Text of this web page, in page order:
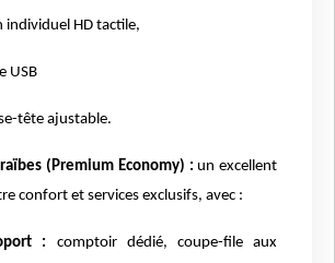
individuel HD tactile,
USB
tête ajustable.
(Premium Economy) : un excellent
confort et services exclusifs, avec :
: comptoir dédié, coupe-file aux